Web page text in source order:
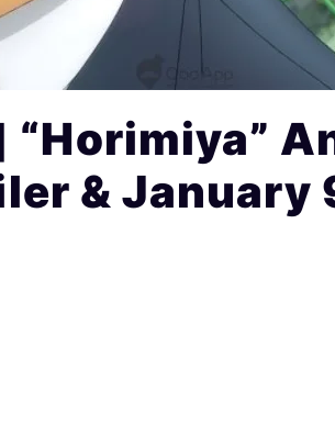
“Horimiya”
& January